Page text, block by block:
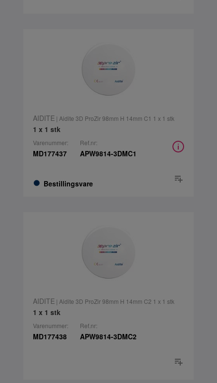
AIDITE | Aidite 3D ProZir 98mm H 14mm C1 1 x 1 stk
1 x 1 stk
Varenummer:
MD177437
Bestillingsvare
Ref.nr:
APW9814-3DMC1
AIDITE | Aidite 3D ProZir 98mm H 14mm C2 1 x 1 stk
1 x 1 stk
Varenummer:
MD177438
Ref.nr:
APW9814-3DMC2